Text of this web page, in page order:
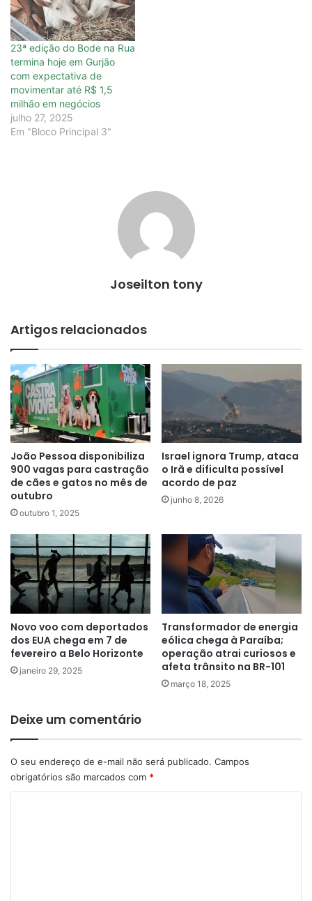
23ª edição do Bode na Rua
termina hoje em Gurjão
com expectativa de
movimentar até R$ 1,5
milhão em negócios
julho 27, 2025
Em "Bloco Principal 3"
Joseilton tony
Artigos relacionados
João Pessoa disponibiliza
900 vagas para castração
de cães e gatos no mês de
outubro
outubro 1, 2025
Israel ignora Trump, ataca
o Irã e dificulta possível
acordo de paz
junho 8, 2026
Novo voo com deportados
dos EUA chega em 7 de
fevereiro a Belo Horizonte
janeiro 29, 2025
Transformador de energia
eólica chega à Paraíba;
operação atrai curiosos e
afeta trânsito na BR-101
março 18, 2025
Deixe um comentário
O seu endereço de e-mail não será publicado. Campos
obrigatórios são marcados com *